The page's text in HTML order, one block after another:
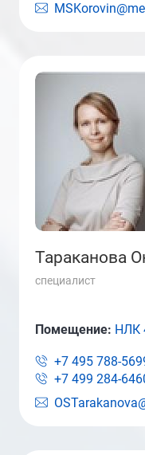
Тараканова
специалист
Помещение: НЛК
+7 495 788-
+7 499 284-